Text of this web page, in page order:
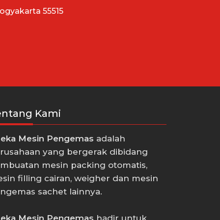
55515
Kami
Mesin Pengemas adalah
yang bergerak dibidang
mesin packing otomatis,
filling cairan, weigher dan mesin
sachet lainnya.